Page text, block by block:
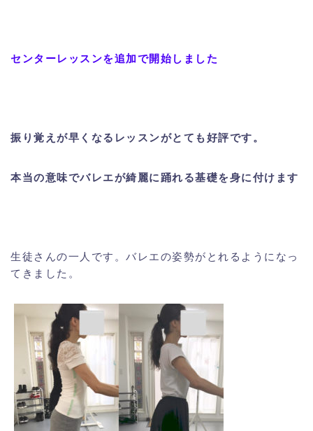
センターレッスンを追加で開始しました
振り覚えが早くなるレッスンがとても好評です。
本当の意味でバレエが綺麗に踊れる基礎を身に付けます
生徒さんの一人です。バレエの姿勢がとれるようになっ
てきました。